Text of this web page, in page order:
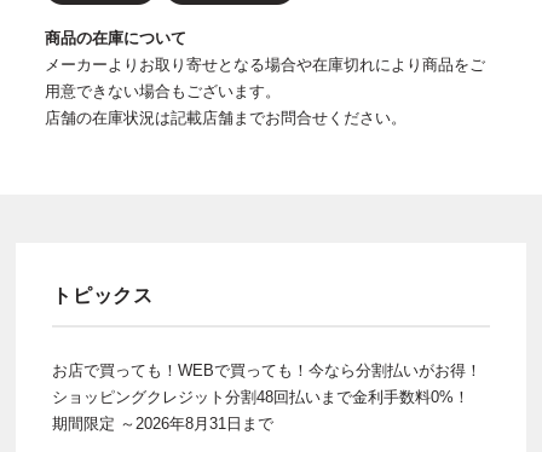
商品の在庫について
メーカーよりお取り寄せとなる場合や在庫切れにより商品をご
用意できない場合もございます。
店舗の在庫状況は記載店舗までお問合せください。
トピックス
お店で買っても！WEBで買っても！今なら分割払いがお得！
ショッピングクレジット分割48回払いまで金利手数料0%！
期間限定 ～2026年8月31日まで